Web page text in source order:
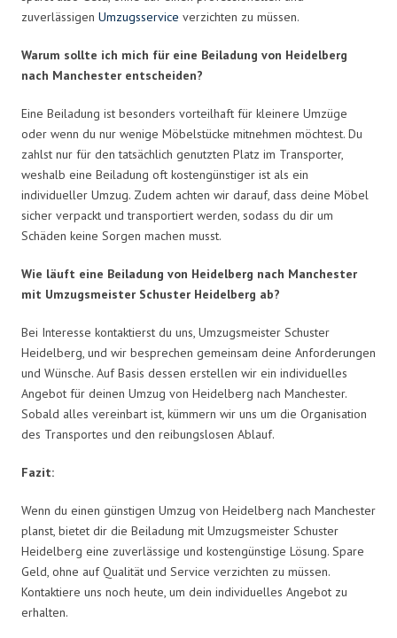
zuverlässigen Umzugsservice verzichten zu müssen.
Warum sollte ich mich für eine Beiladung von Heidelberg
nach Manchester entscheiden?
Eine Beiladung ist besonders vorteilhaft für kleinere Umzüge
oder wenn du nur wenige Möbelstücke mitnehmen möchtest. Du
zahlst nur für den tatsächlich genutzten Platz im Transporter,
weshalb eine Beiladung oft kostengünstiger ist als ein
individueller Umzug. Zudem achten wir darauf, dass deine Möbel
sicher verpackt und transportiert werden, sodass du dir um
Schäden keine Sorgen machen musst.
Wie läuft eine Beiladung von Heidelberg nach Manchester
mit Umzugsmeister Schuster Heidelberg ab?
Bei Interesse kontaktierst du uns, Umzugsmeister Schuster
Heidelberg, und wir besprechen gemeinsam deine Anforderungen
und Wünsche. Auf Basis dessen erstellen wir ein individuelles
Angebot für deinen Umzug von Heidelberg nach Manchester.
Sobald alles vereinbart ist, kümmern wir uns um die Organisation
des Transportes und den reibungslosen Ablauf.
Fazit:
Wenn du einen günstigen Umzug von Heidelberg nach Manchester
planst, bietet dir die Beiladung mit Umzugsmeister Schuster
Heidelberg eine zuverlässige und kostengünstige Lösung. Spare
Geld, ohne auf Qualität und Service verzichten zu müssen.
Kontaktiere uns noch heute, um dein individuelles Angebot zu
erhalten.